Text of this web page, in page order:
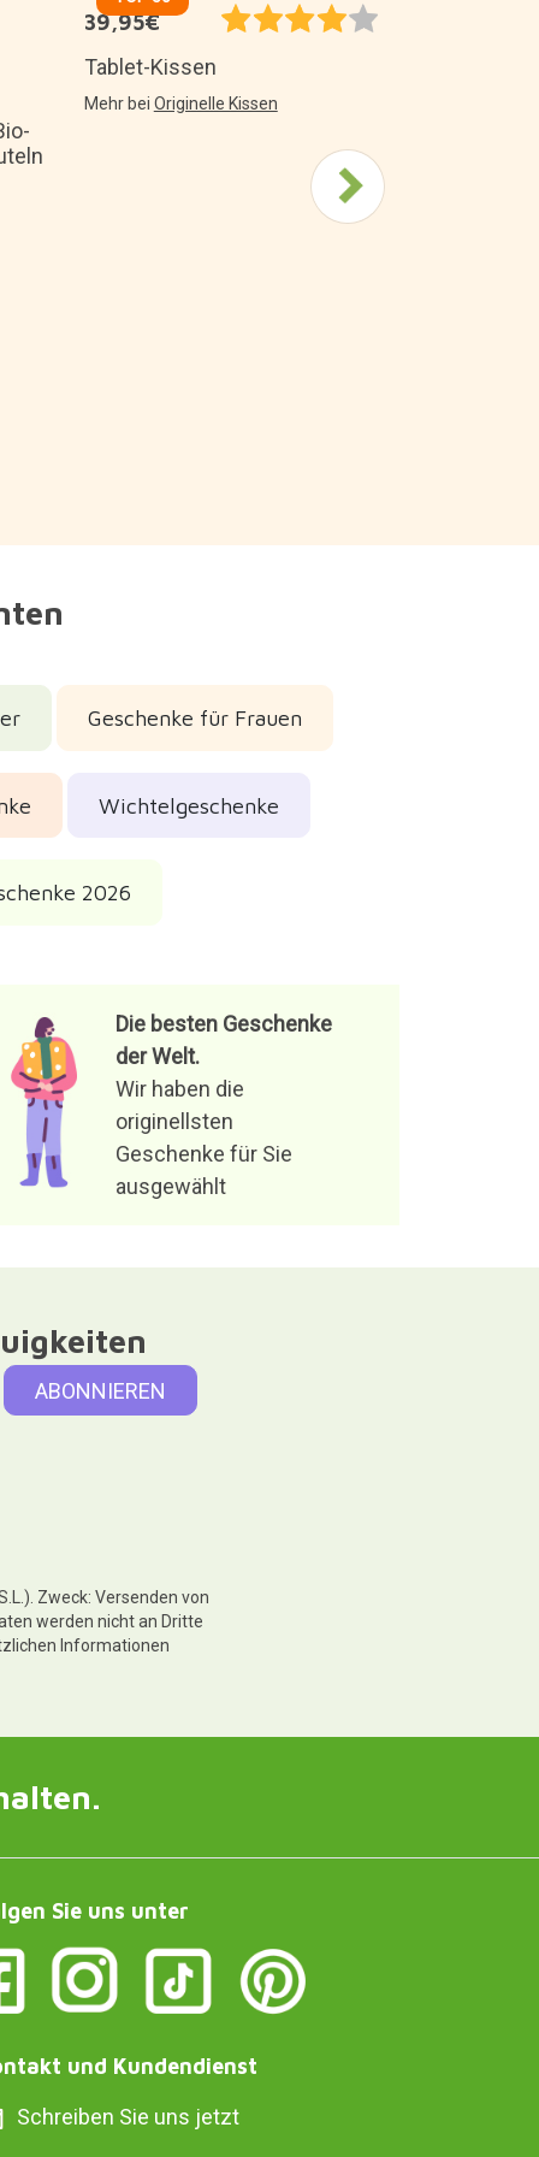
39,95€
Tablet-Kissen
Mehr bei Originelle Kissen
Geschenke für Frauen
Wichtelgeschenke
2026
Die besten Geschenke
der Welt.
Wir haben die
originellsten
Geschenke für Sie
ausgewählt
Zweck: Versenden von
werden nicht an Dritte
Informationen
Sie uns unter
und Kundendienst
Schreiben Sie uns jetzt